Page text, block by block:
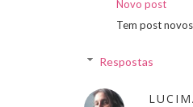
Novo post
Tem post
Respostas